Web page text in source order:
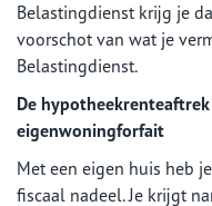
Belastingdienst krijg je
voorschot van wat je
Belastingdienst.
De
eigenwoningforfait
Met een eigen huis heb
fiscaal nadeel. Je krijgt